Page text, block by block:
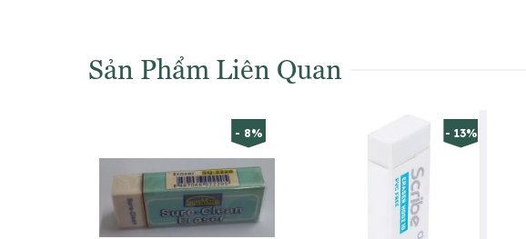
Sản Phẩm Liên Quan
- 8% - 13%